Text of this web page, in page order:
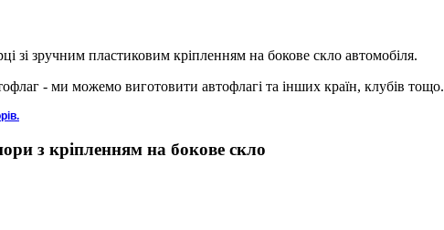
зі зручним пластиковим кріпленням на бокове скло автомобіля.
- ми можемо виготовити автофлагі та інших країн, клубів тощо.
з кріпленням на бокове скло